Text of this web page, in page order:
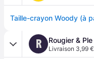
R Rougier & Ple
Livraison 3,99 €